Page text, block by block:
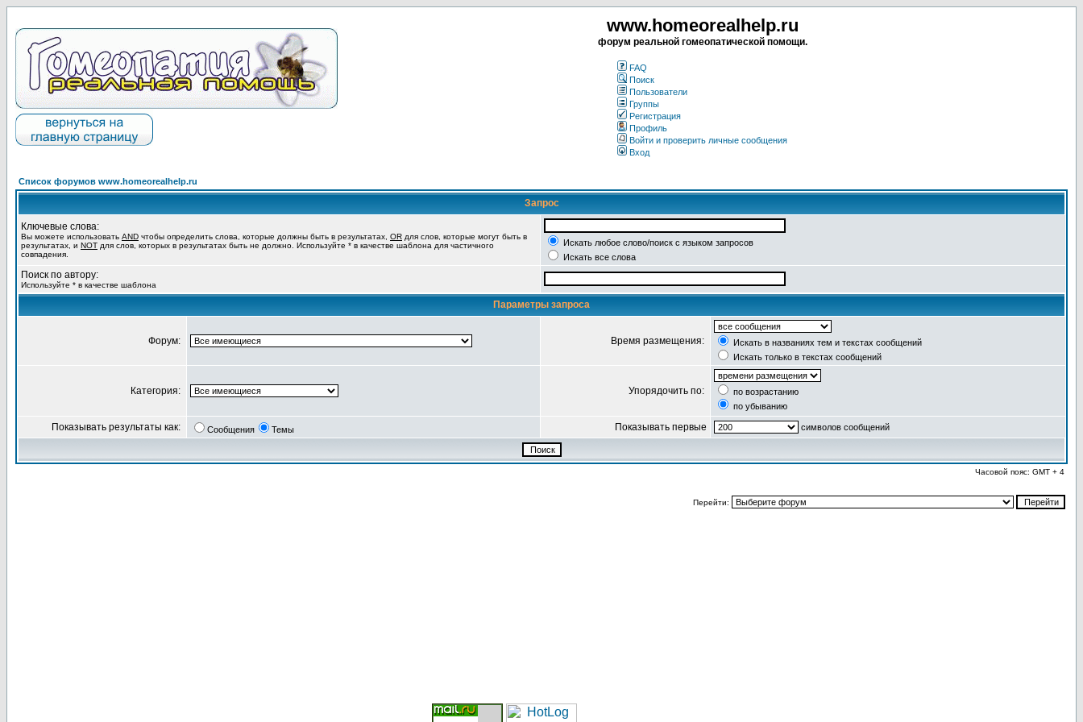
www.homeorealhelp.ru
форум реальной гомеопатической помощи.
FAQ
Поиск
Пользователи
Группы
Регистрация
Профиль
Войти и проверить личные сообщения
Вход
Список форумов www.homeorealhelp.ru
Запрос
Ключевые слова:
Вы можете использовать AND чтобы определить слова, которые должны быть в результатах, OR для слов, которые могут быть в
результатах, и NOT для слов, которых в результатах быть не должно. Используйте * в качестве шаблона для частичного
совпадения.
Искать любое слово/поиск с языком запросов
Искать все слова
Поиск по автору:
Используйте * в качестве шаблона
Параметры запроса
Форум: Время размещения:
Искать в названиях тем и текстах сообщений
Искать только в текстах сообщений
Категория: Упорядочить по:
по возрастанию
по убыванию
Показывать результаты как: Сообщения Темы Показывать первые символов сообщений
Часовой пояс: GMT + 4
Перейти: